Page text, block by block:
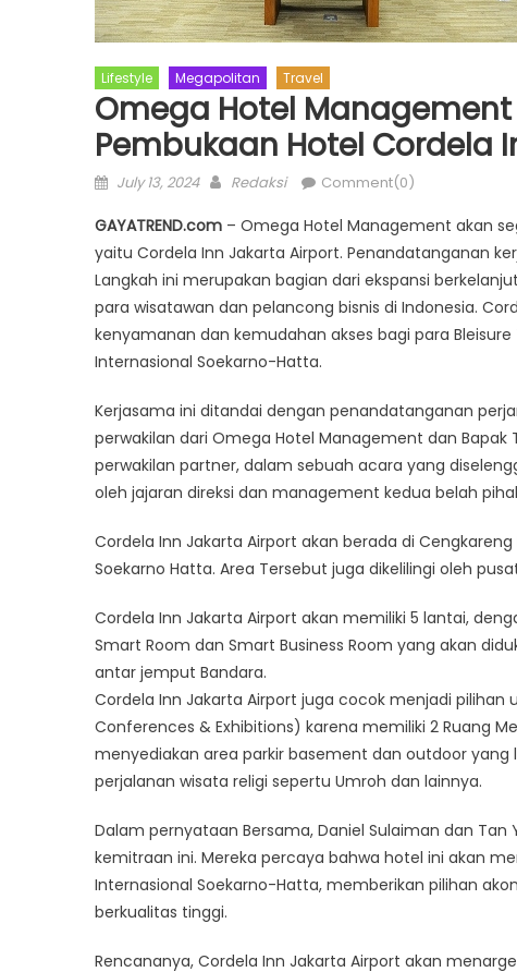
Lifestyle Megapolitan Travel
Omega Hotel
Pembukaan Hotel Cordela
Posted
July 13, 2024 Author
Redaksi Comment(0)
GAYATREND.com – Omega Hotel Management akan
yaitu Cordela Inn Jakarta Airport. Penandatanganan
Langkah ini merupakan bagian dari ekspansi
para wisatawan dan pelancong bisnis di Indonesia.
kenyamanan dan kemudahan akses bagi para
Internasional Soekarno-Hatta.
Kerjasama ini ditandai dengan penandatanganan
perwakilan dari Omega Hotel Management dan Bapak
perwakilan partner, dalam sebuah acara yang
oleh jajaran direksi dan management kedua belah
Cordela Inn Jakarta Airport akan berada di
Soekarno Hatta. Area Tersebut juga dikelilingi oleh
Cordela Inn Jakarta Airport akan memiliki 5 lantai,
Smart Room dan Smart Business Room yang akan
antar jemput Bandara.
Cordela Inn Jakarta Airport juga cocok menjadi
Conferences & Exhibitions) karena memiliki 2 Ruang
menyediakan area parkir basement dan outdoor
perjalanan wisata religi sepertu Umroh dan lainnya.
Dalam pernyataan Bersama, Daniel Sulaiman dan
kemitraan ini. Mereka percaya bahwa hotel ini akan
Internasional Soekarno-Hatta, memberikan pilihan
berkualitas tinggi.
Rencananya, Cordela Inn Jakarta Airport akan